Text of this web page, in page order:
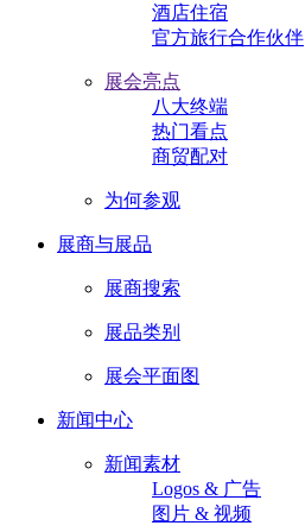
酒店住宿
官方旅行合作伙伴
展会亮点
八大终端
热门看点
商贸配对
为何参观
展商与展品
展商搜索
展品类别
展会平面图
新闻中心
新闻素材
Logos & 广告
图片 & 视频